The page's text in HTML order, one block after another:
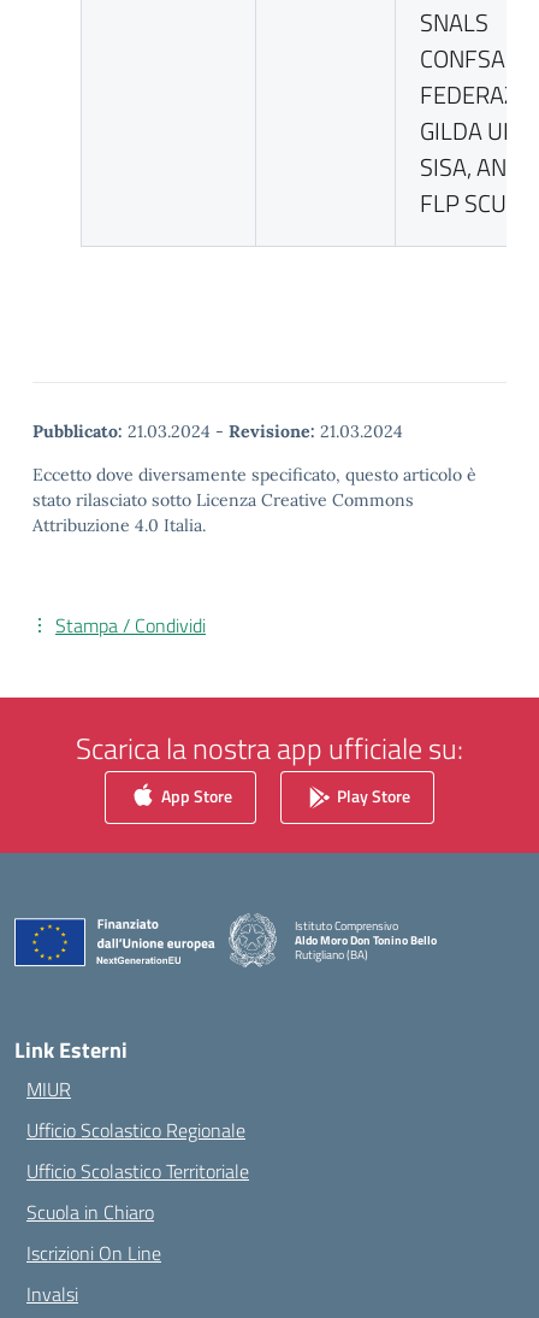
SNALS
CONFSAL,
GILDA
SISA,
FLP
Pubblicato: 21.03.2024 - Revisione: 21.03.2024
Eccetto dove diversamente specificato, questo articolo è
stato rilasciato sotto Licenza Creative Commons
Attribuzione 4.0 Italia.
Stampa / Condividi
Scarica la nostra app ufficiale su:
App Store Play Store
Istituto Comprensivo
Aldo Moro Don Tonino Bello
Rutigliano (BA)
— Visita la pagina iniziale della scuola
Link Esterni
MIUR
Ufficio Scolastico Regionale
Ufficio Scolastico Territoriale
Scuola in Chiaro
Iscrizioni On Line
Invalsi